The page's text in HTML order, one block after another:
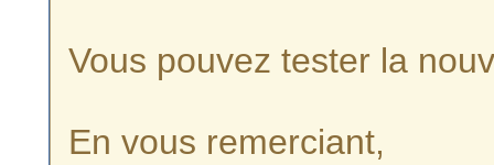
Vous pouvez tester la
En vous remerciant,